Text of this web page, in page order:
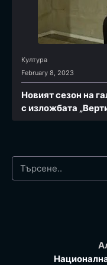
Култура
February 8, 2023
Новият сезон на
с изложбата